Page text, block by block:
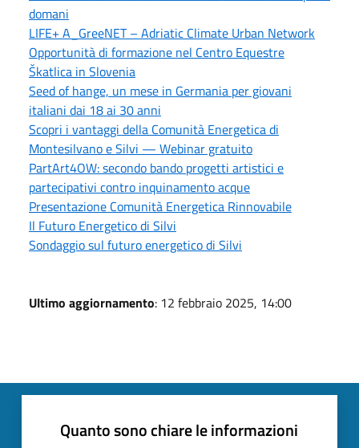
domani
LIFE+ A_GreeNET – Adriatic Climate Urban Network
Opportunità di formazione nel Centro Equestre
Škatlica in Slovenia
Seed of hange, un mese in Germania per giovani
italiani dai 18 ai 30 anni
Scopri i vantaggi della Comunità Energetica di
Montesilvano e Silvi — Webinar gratuito
PartArt4OW: secondo bando progetti artistici e
partecipativi contro inquinamento acque
Presentazione Comunità Energetica Rinnovabile
Il Futuro Energetico di Silvi
Sondaggio sul futuro energetico di Silvi
Ultimo aggiornamento: 12 febbraio 2025, 14:00
Quanto sono chiare le informazioni